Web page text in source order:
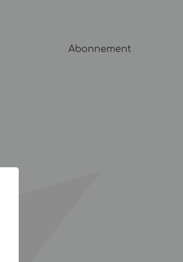
Abonnement